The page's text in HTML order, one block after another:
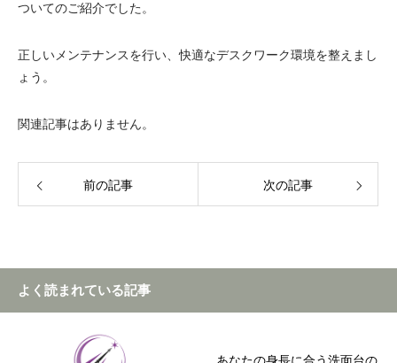
ついてのご紹介でした。
正しいメンテナンスを行い、快適なデスクワーク環境を整えまし
ょう。
関連記事はありません。
前の記事 次の記事
よく読まれている記事
あなたの身長に合う洗面台の